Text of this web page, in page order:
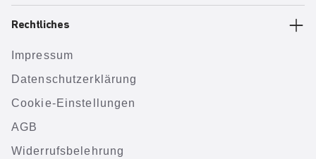
Rechtliches
Impressum
Datenschutzerklärung
Cookie-Einstellungen
AGB
Widerrufsbelehrung